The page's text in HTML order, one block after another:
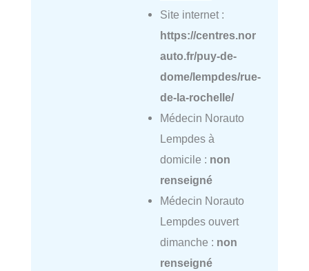
Site internet :
https://centres.nor
auto.fr/puy-de-
dome/lempdes/rue-
de-la-rochelle/
Médecin Norauto
Lempdes à
domicile : non
renseigné
Médecin Norauto
Lempdes ouvert
dimanche : non
renseigné